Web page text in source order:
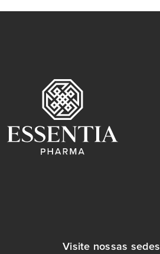
Visite nossas sedes